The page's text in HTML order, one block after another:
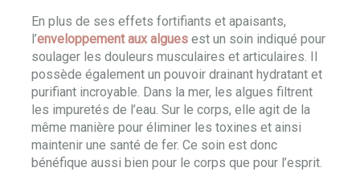
En plus de ses effets fortifiants et apaisants,
l’enveloppement aux algues est un soin indiqué pour
soulager les douleurs musculaires et articulaires. Il
possède également un pouvoir drainant hydratant et
purifiant incroyable. Dans la mer, les algues filtrent
les impuretés de l’eau. Sur le corps, elle agit de la
même manière pour éliminer les toxines et ainsi
maintenir une santé de fer. Ce soin est donc
bénéfique aussi bien pour le corps que pour l’esprit.